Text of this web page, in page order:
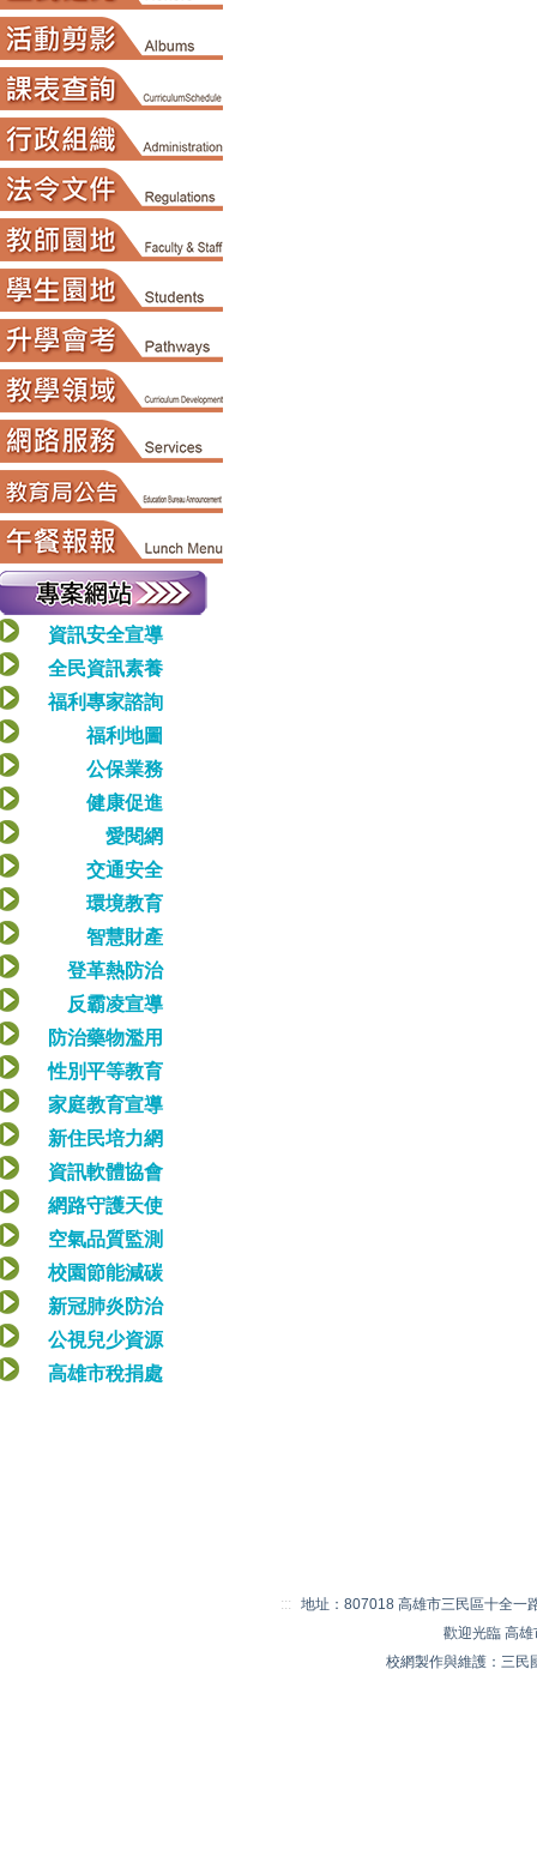
資訊安全宣導
全民資訊素養
福利專家諮詢
福利地圖
公保業務
健康促進
愛閱網
交通安全
環境教育
智慧財產
登革熱防治
反霸凌宣導
防治藥物濫用
性別平等教育
家庭教育宣導
新住民培力網
資訊軟體協會
網路守護天使
空氣品質監測
校園節能減碳
新冠肺炎防治
公視兒少資源
高雄市稅捐處
:::
地址：807018 高雄市三民區十全
歡迎光臨 高
校網製作與維護：三民